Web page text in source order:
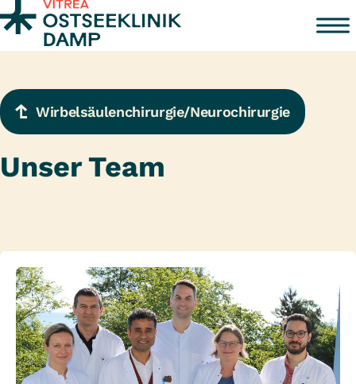
Zum Inhalt springen
Wirbelsäulenchirurgie/Neurochirurgie
Unser Team